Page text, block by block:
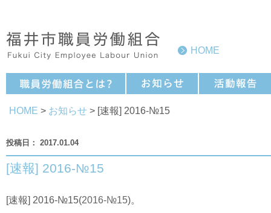
HOME
HOME > お知らせ > [速報] 2016-№15
2017.01.04
[速報] 2016-№15
[速報] 2016-№15(2016-№15)。